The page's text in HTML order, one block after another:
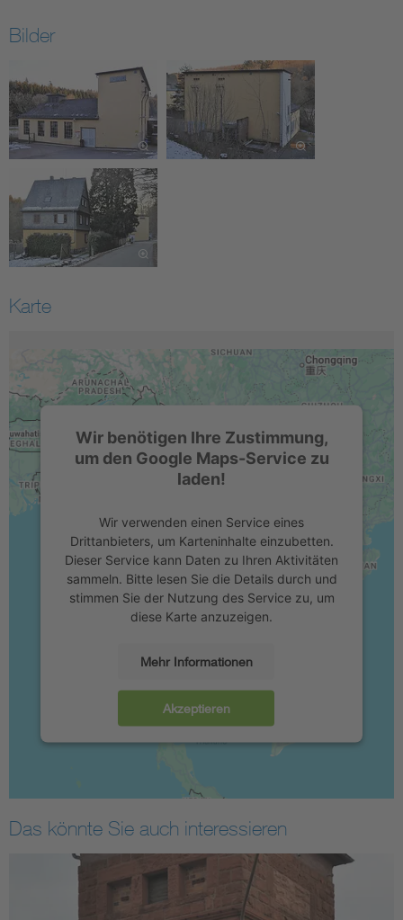
Bilder
Karte
Wir benötigen Ihre Zustimmung,
um den Google Maps-Service zu
laden!
Wir verwenden einen Service eines
Drittanbieters, um Karteninhalte einzubetten.
Dieser Service kann Daten zu Ihren Aktivitäten
sammeln. Bitte lesen Sie die Details durch und
stimmen Sie der Nutzung des Service zu, um
diese Karte anzuzeigen.
Mehr Informationen
Akzeptieren
Das könnte Sie auch interessieren